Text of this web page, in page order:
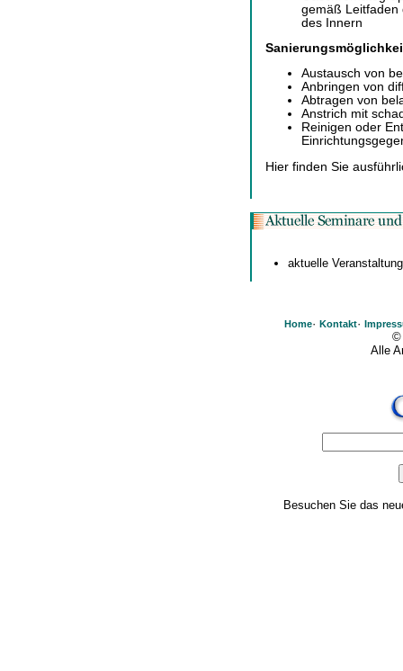
gemäß Leitfaden
des Innern
Austausch von
Anbringen von
Abtragen von
Anstrich mit
Reinigen oder
Hier finden Sie
aktuelle
Home· Kontakt·
©
Alle
Besuchen Sie das